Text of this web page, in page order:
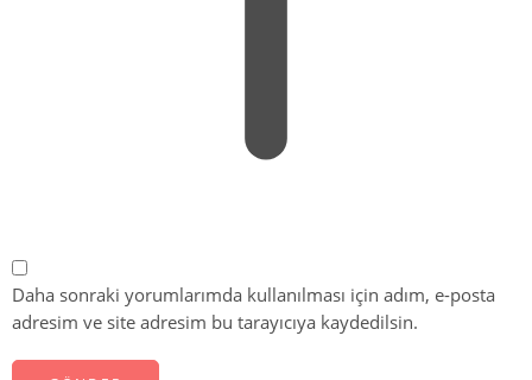
Daha sonraki yorumlarımda kullanılması için adım, e-posta
adresim ve site adresim bu tarayıcıya kaydedilsin.